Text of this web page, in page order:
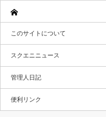
このサイトについて
スクエニニュース
管理人日記
便利リンク